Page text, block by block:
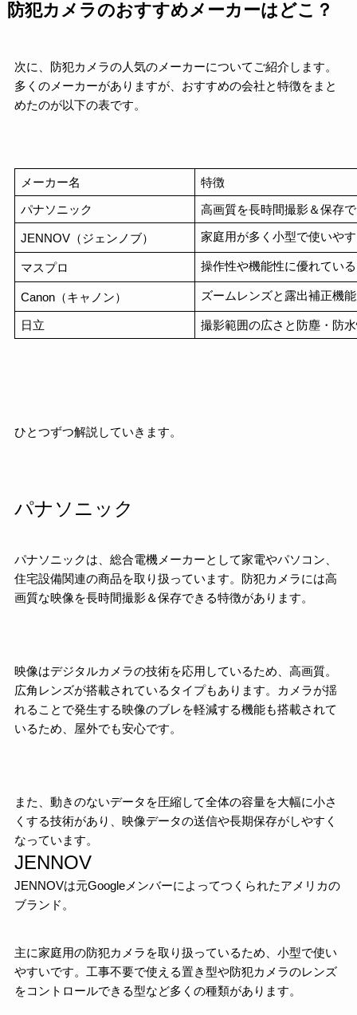
防犯カメラのおすすめメーカーはどこ？
次に、防犯カメラの人気のメーカーについてご紹介します。
多くのメーカーがありますが、おすすめの会社と特徴をまと
めたのが以下の表です。
メーカー名 特徴
パナソニック 高画質を長時間撮影＆保存
JENNOV（ジェンノブ） 家庭用が多く小型で使いや
マスプロ 操作性や機能性に優れている
Canon（キャノン） ズームレンズと露出補正機
日立 撮影範囲の広さと防塵・防
ひとつずつ解説していきます。
パナソニック
パナソニックは、総合電機メーカーとして家電やパソコン、
住宅設備関連の商品を取り扱っています。防犯カメラには高
画質な映像を長時間撮影＆保存できる特徴があります。
映像はデジタルカメラの技術を応用しているため、高画質。
広角レンズが搭載されているタイプもあります。カメラが揺
れることで発生する映像のブレを軽減する機能も搭載されて
いるため、屋外でも安心です。
また、動きのないデータを圧縮して全体の容量を大幅に小さ
くする技術があり、映像データの送信や長期保存がしやすく
なっています。
JENNOV
JENNOVは元Googleメンバーによってつくられたアメリカの
ブランド。
主に家庭用の防犯カメラを取り扱っているため、小型で使い
やすいです。工事不要で使える置き型や防犯カメラのレンズ
をコントロールできる型など多くの種類があります。